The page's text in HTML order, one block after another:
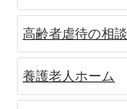
高齢者虐待の相談
養護老人ホーム